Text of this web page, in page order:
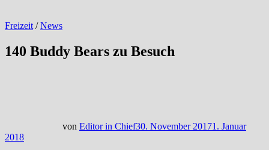
Freizeit /News
140 Buddy Bears zu Besuch
von Editor in Chief30. November 20171. Januar
2018